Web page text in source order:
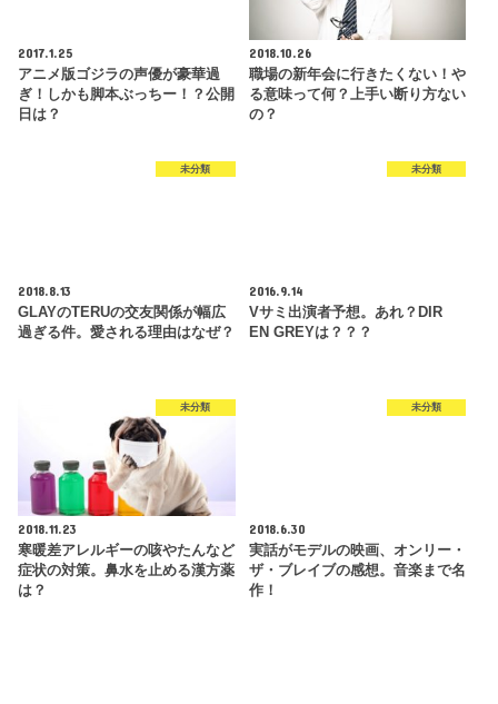
2017.1.25
アニメ版ゴジラの声優が豪華過
ぎ！しかも脚本ぶっちー！？公開
日は？
2018.10.26
職場の新年会に行きたくない！や
る意味って何？上手い断り方ない
の？
未分類
2018.8.13
GLAYのTERUの交友関係が幅広
過ぎる件。愛される理由はなぜ？
未分類
2016.9.14
Vサミ出演者予想。あれ？DIR
EN GREYは？？？
未分類
2018.11.23
寒暖差アレルギーの咳やたんなど
症状の対策。鼻水を止める漢方薬
は？
未分類
2018.6.30
実話がモデルの映画、オンリー・
ザ・ブレイブの感想。音楽まで名
作！